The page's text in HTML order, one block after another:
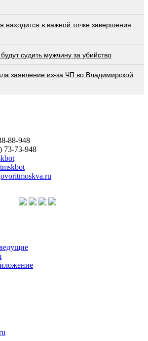
находится в важной точке завершения
судить мужчину за убийство
заявление из-за ЧП во Владимирской
88-948
73-73-948